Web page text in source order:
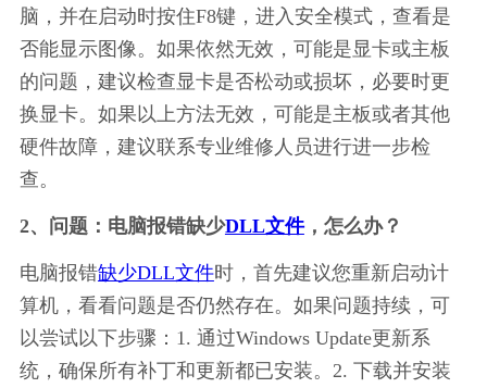
脑，并在启动时按住F8键，进入安全模式，查看是
否能显示图像。如果依然无效，可能是显卡或主板
的问题，建议检查显卡是否松动或损坏，必要时更
换显卡。如果以上方法无效，可能是主板或者其他
硬件故障，建议联系专业维修人员进行进一步检
查。
2、问题：电脑报错缺少DLL文件，怎么办？
电脑报错缺少DLL文件时，首先建议您重新启动计
算机，看看问题是否仍然存在。如果问题持续，可
以尝试以下步骤：1. 通过Windows Update更新系
统，确保所有补丁和更新都已安装。2. 下载并安装